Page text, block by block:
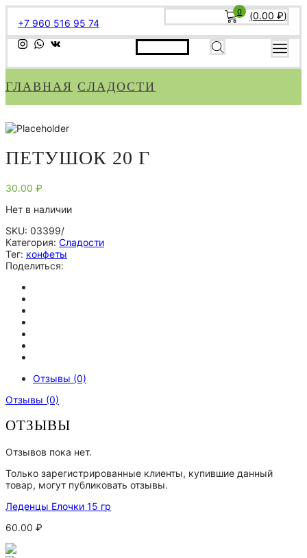
+7 960 516 95 74
0 (0.00 ₽)
ГЛАВНАЯ СЛАДОСТИ
ПЕТУШОК 20 Г
30.00 ₽
Нет в наличии
SKU: 03399/
Категория: Сладости
Тег: конфеты
Поделиться:
Отзывы (0)
Отзывы (0)
ОТЗЫВЫ
Отзывов пока нет.
Только зарегистрированные клиенты, купившие данный
товар, могут публиковать отзывы.
Леденцы Елочки 15 гр
60.00 ₽